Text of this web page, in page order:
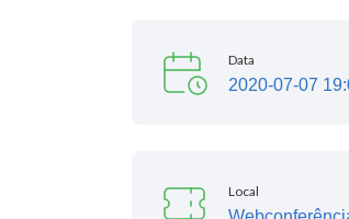
Data
2020-07-07
Local